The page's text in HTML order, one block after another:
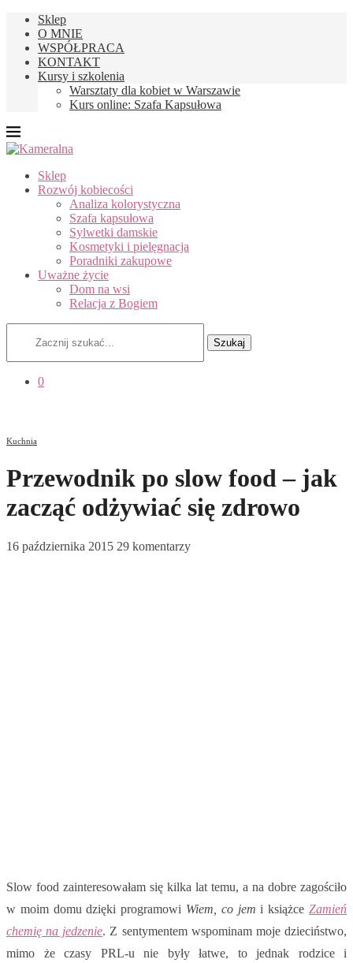
Sklep
O MNIE
WSPÓŁPRACA
KONTAKT
Kursy i szkolenia
Warsztaty dla kobiet w Warszawie
Kurs online: Szafa Kapsułowa
Sklep
Rozwój kobiecości
Analiza kolorystyczna
Szafa kapsułowa
Sylwetki damskie
Kosmetyki i pielęgnacja
Poradniki zakupowe
Uważne życie
Dom na wsi
Relacja z Bogiem
Szukaj
0
Kuchnia
Przewodnik po slow food – jak
zacząć odżywiać się zdrowo
16 października 2015 29 komentarzy
Slow food zainteresowałam się kilka lat temu, a na dobre zagościło
w moim domu dzięki programowi Wiem, co jem i książceZamień
chemię na jedzenie. Z sentymentem wspominam moje dzieciństwo,
mimo że czasy PRL-u nie były łatwe, to jednak rodzice i